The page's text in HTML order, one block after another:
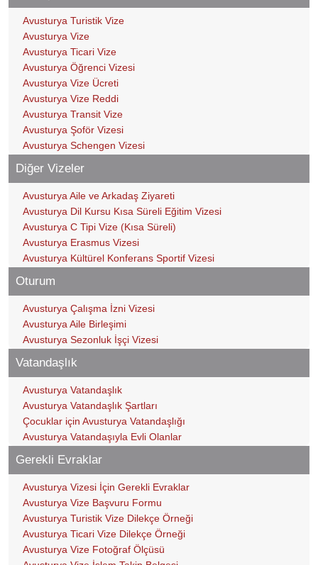
Avusturya Turistik Vize
Avusturya Vize
Avusturya Ticari Vize
Avusturya Öğrenci Vizesi
Avusturya Vize Ücreti
Avusturya Vize Reddi
Avusturya Transit Vize
Avusturya Şoför Vizesi
Avusturya Schengen Vizesi
Diğer Vizeler
Avusturya Aile ve Arkadaş Ziyareti
Avusturya Dil Kursu Kısa Süreli Eğitim Vizesi
Avusturya C Tipi Vize (Kısa Süreli)
Avusturya Erasmus Vizesi
Avusturya Kültürel Konferans Sportif Vizesi
Oturum
Avusturya Çalışma İzni Vizesi
Avusturya Aile Birleşimi
Avusturya Sezonluk İşçi Vizesi
Vatandaşlık
Avusturya Vatandaşlık
Avusturya Vatandaşlık Şartları
Çocuklar için Avusturya Vatandaşlığı
Avusturya Vatandaşıyla Evli Olanlar
Gerekli Evraklar
Avusturya Vizesi İçin Gerekli Evraklar
Avusturya Vize Başvuru Formu
Avusturya Turistik Vize Dilekçe Örneği
Avusturya Ticari Vize Dilekçe Örneği
Avusturya Vize Fotoğraf Ölçüsü